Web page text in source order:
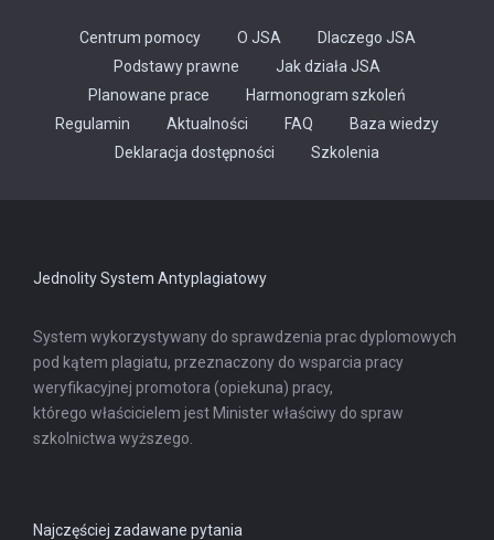
Centrum pomocy O JSA
Dlaczego JSA
Podstawy prawne
Jak działa JSA
Planowane prace
Harmonogram szkoleń
Regulamin
Aktualności FAQ
Baza wiedzy
Deklaracja dostępności
Szkolenia
Jednolity System Antyplagiatowy
System wykorzystywany do sprawdzenia prac dyplomowych
pod kątem plagiatu, przeznaczony do wsparcia pracy
weryfikacyjnej promotora (opiekuna) pracy,
którego właścicielem jest Minister właściwy do spraw
szkolnictwa wyższego.
Najczęściej zadawane pytania